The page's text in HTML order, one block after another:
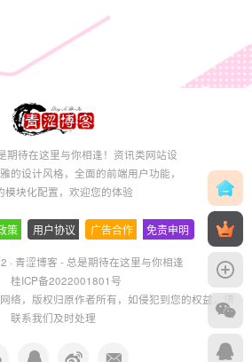
期待在这里与你相逢！资讯类网站设
的设计风格，全面的前端用户功能，
模块化配置，欢迎您的体验
策 用户协议 广告合作 免责申明
· 青涩博客 - 总是期待在这里与你相逢
桂ICP备2022001801号
络，版权归原作者所有，如侵犯到您的权益，请
联系我们及时处理